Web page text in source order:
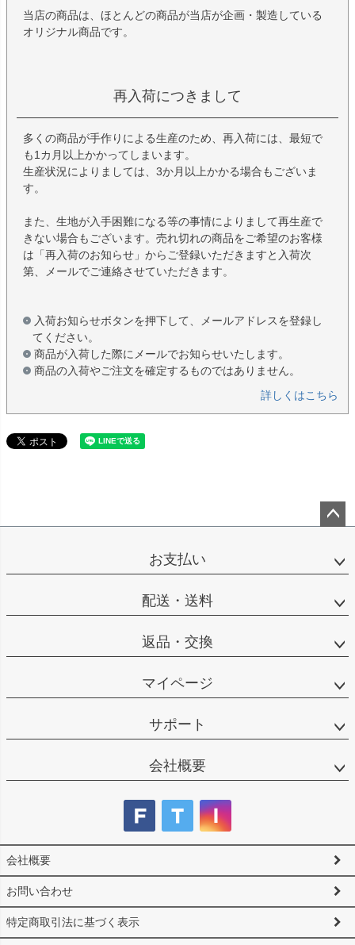
当店の商品は、ほとんどの商品が当店が企画・製造している
オリジナル商品です。
再入荷につきまして
多くの商品が手作りによる生産のため、再入荷には、最短で
も1カ月以上かかってしまいます。
生産状況によりましては、3か月以上かかる場合もございま
す。
また、生地が入手困難になる等の事情によりまして再生産で
きない場合もございます。売れ切れの商品をご希望のお客様
は「再入荷のお知らせ」からご登録いただきますと入荷次
第、メールでご連絡させていただきます。
入荷お知らせボタンを押下して、メールアドレスを登録し
てください。
商品が入荷した際にメールでお知らせいたします。
商品の入荷やご注文を確定するものではありません。
詳しくはこちら
ップ
お支払い
配送・送料
返品・交換
マイページ
サポート
会社概要
会社概要
お問い合わせ
特定商取引法に基づく表示